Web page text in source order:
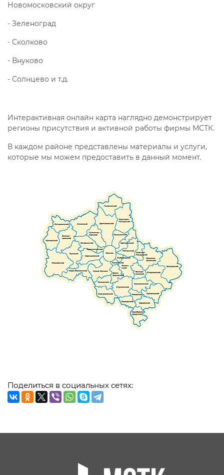
Новомосковский округ
- Зеленоград
- Сколково
- Внуково
- Солнцево и т.д.
Интерактивная онлайн карта наглядно демонстрирует
регионы присутствия и активной работы фирмы МСТК.
В каждом районе представлены материалы и услуги,
которые мы можем предоставить в данный момент.
Поделиться в социальных сетях: